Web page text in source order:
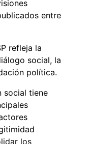
entre
refleja la
social, la
política.
social tiene
los